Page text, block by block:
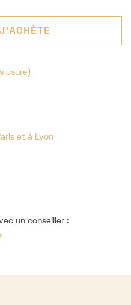
usure)
et à Lyon
un conseiller :